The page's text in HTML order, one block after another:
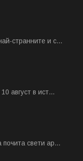
странните и с...
август в ист...
почита свети ар...